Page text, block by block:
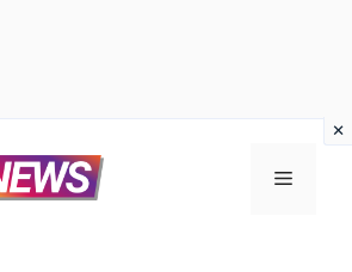
Menu